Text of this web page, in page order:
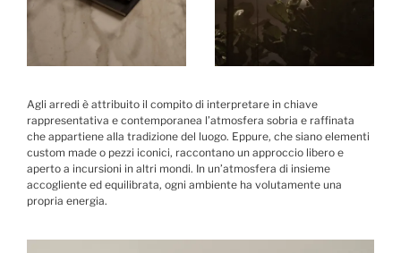
Agli arredi è attribuito il compito di interpretare in chiave
rappresentativa e contemporanea l’atmosfera sobria e raffinata
che appartiene alla tradizione del luogo. Eppure, che siano elementi
custom made o pezzi iconici, raccontano un approccio libero e
aperto a incursioni in altri mondi. In un’atmosfera di insieme
accogliente ed equilibrata, ogni ambiente ha volutamente una
propria energia.